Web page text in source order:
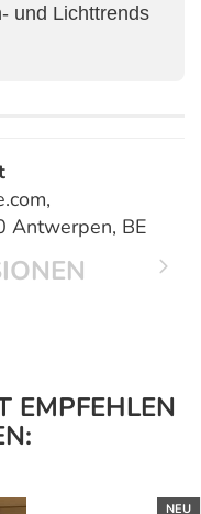
und Lichttrends
Antwerpen, BE
EMPFEHLEN
NEU